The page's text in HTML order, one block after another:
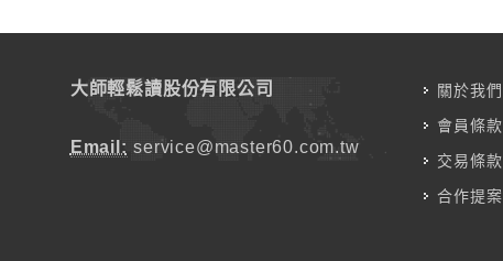
大師輕鬆讀股份有限公司
Email: service@master60.com.tw
關於我們
會員條款
交易條款
合作提案